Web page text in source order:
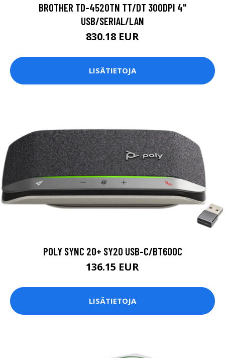
BROTHER TD-4520TN TT/DT 300DPI 4"
USB/SERIAL/LAN
830.18 EUR
LISÄTIETOJA
POLY SYNC 20+ SY20 USB-C/BT600C
136.15 EUR
LISÄTIETOJA